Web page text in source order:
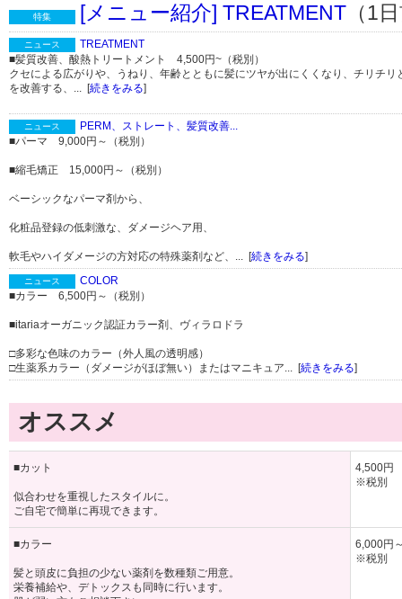
特集 [メニュー紹介] TREATMENT （1
ニュース
TREATMENT
■髪質改善、酸熱トリートメント 4,500円~（税別）
クセによる広がりや、うねり、年齢とともに髪にツヤが出にくくなり、チリチ
を改善する、... [続きをみる]
ニュース
PERM、ストレート、髪質改善...
■パーマ 9,000円～（税別）
■縮毛矯正 15,000円～（税別）
ベーシックなパーマ剤から、
化粧品登録の低刺激な、ダメージヘア用、
軟毛やハイダメージの方対応の特殊薬剤など、... [続きをみる]
ニュース
COLOR
■カラー 6,500円～（税別）
■itariaオーガニック認証カラー剤、ヴィラロドラ
□多彩な色味のカラー（外人風の透明感）
□生薬系カラー（ダメージがほぼ無い）またはマニキュア... [続きをみる]
オススメ
■カット
似合わせを重視したスタイルに。
ご自宅で簡単に再現できます。
4,500円
※税別
■カラー
髪と頭皮に負担の少ない薬剤を数種類ご用意。
栄養補給や、デトックスも同時に行います。
6,000円
※税別